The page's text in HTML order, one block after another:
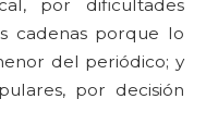
por dificultades
cadenas porque lo
del periódico; y
por decisión